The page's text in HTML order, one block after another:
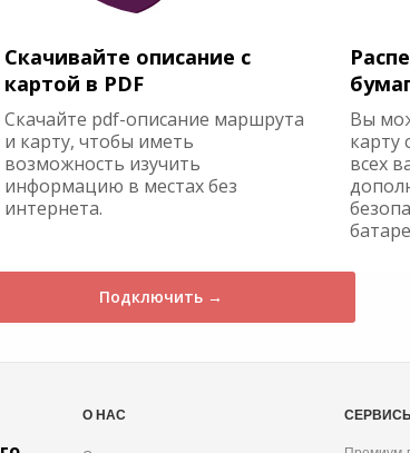
Скачивайте описание с
картой в PDF
Скачайте pdf-описание маршрута
и карту, чтобы иметь
возможность изучить
информацию в местах без
интернета.
Вы
карту
всех
Подключить →
О НАС